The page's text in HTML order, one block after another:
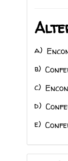
a)
b)
c)
d)
e)